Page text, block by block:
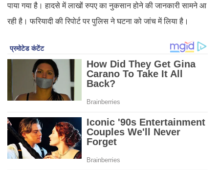
पाया गया है। हादसे में लाखों रुपए का नुकसान होने की जानकारी सामने आ
रही है। फरियादी की रिपोर्ट पर पुलिस ने घटना को जांच में लिया है।